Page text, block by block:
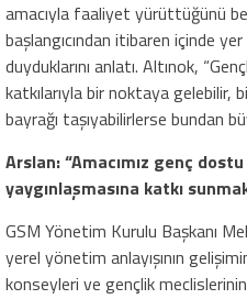
amacıyla faaliyet yürüttüğünü
başlangıcından itibaren içinde
duyduklarını anlatı. Altınok,
katkılarıyla bir noktaya gelebilir,
bayrağı taşıyabilirlerse bundan
Arslan: “Amacımız genç
yaygınlaşmasına katkı
GSM Yönetim Kurulu Başkanı
yerel yönetim anlayışının
konseyleri ve gençlik